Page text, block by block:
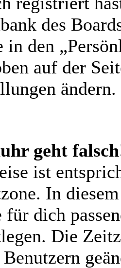
des
in den
auf der
ändern.
geht
ist
In
für dich
Die